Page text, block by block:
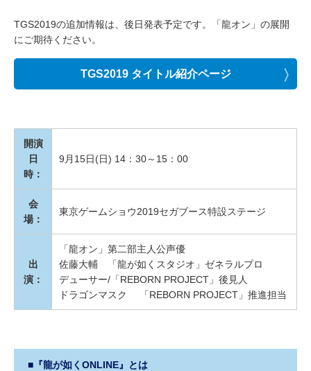
TGS2019の追加情報は、後日発表予定です。「龍オン」の展開
にご期待ください。
TGS2019 タイトル紹介ページ
開演
日
時：
9月15日(日) 14：30～15：00
会
場：
東京ゲームショウ2019セガブース特設ステージ
出
演：
「龍オン」第二部主人公声優
佐藤大輔 「龍が如くスタジオ」ゼネラルプロ
デューサー/「REBORN PROJECT」後見人
ドラゴンマスク 「REBORN PROJECT」推進担当
■『龍が如くONLINE』とは